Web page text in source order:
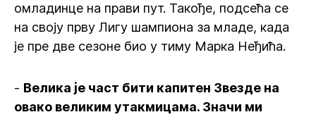
омладинце на прави пут. Такође, подсећа се
на своју прву Лигу шампиона за младе, када
је пре две сезоне био у тиму Марка Неђића.
- Велика је част бити капитен Звезде на
овако великим утакмицама. Значи ми